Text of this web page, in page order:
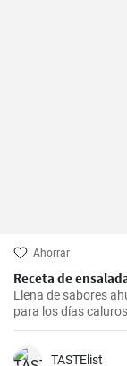
Ahorrar
Receta de
Llena de sabores
para los días
TASTElist